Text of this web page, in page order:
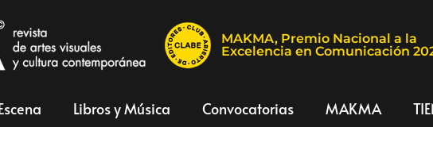
MAKMA, Premio Nacional a la
Excelencia en Comunicación
Libros y Música Convocatorias MAKMA